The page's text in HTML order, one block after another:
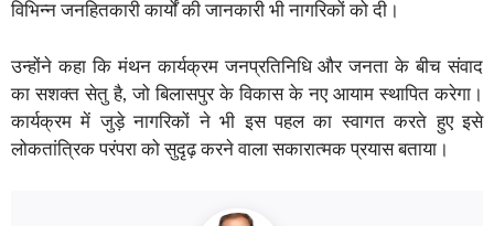
विभिन्न जनहितकारी कार्यों की जानकारी भी नागरिकों को दी।
उन्होंने कहा कि मंथन कार्यक्रम जनप्रतिनिधि और जनता के बीच संवाद
का सशक्त सेतु है, जो बिलासपुर के विकास के नए आयाम स्थापित करेगा।
कार्यक्रम में जुड़े नागरिकों ने भी इस पहल का स्वागत करते हुए इसे
लोकतांत्रिक परंपरा को सुदृढ़ करने वाला सकारात्मक प्रयास बताया।